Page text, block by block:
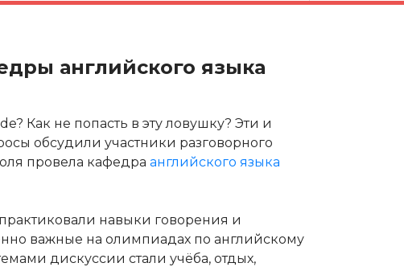
английского языка
Как не попасть в эту ловушку? Эти и
обсудили участники разговорного
провела кафедра английского языка
навыки говорения и
важные на олимпиадах по английскому
дискуссии стали учёба, отдых,